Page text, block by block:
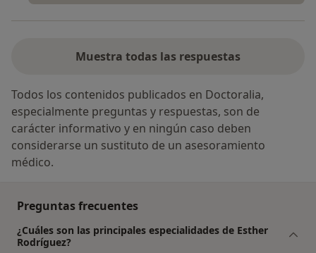
Muestra todas las respuestas
Todos los contenidos publicados en Doctoralia,
especialmente preguntas y respuestas, son de
carácter informativo y en ningún caso deben
considerarse un sustituto de un asesoramiento
médico.
Preguntas frecuentes
¿Cuáles son las principales especialidades de Esther
Rodríguez?